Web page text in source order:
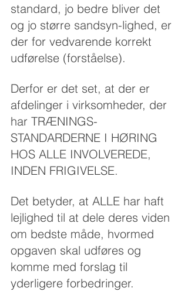
standard, jo bedre bliver det
og jo større sandsyn-lighed, er
der for vedvarende korrekt
udførelse (forståelse).
Derfor er det set, at der er
afdelinger i virksomheder, der
har TRÆNINGS-
STANDARDERNE I HØRING
HOS ALLE INVOLVEREDE,
INDEN FRIGIVELSE.
Det betyder, at ALLE har haft
lejlighed til at dele deres viden
om bedste måde, hvormed
opgaven skal udføres og
komme med forslag til
yderligere forbedringer.